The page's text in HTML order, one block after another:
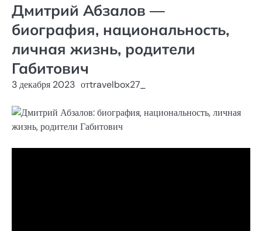
Дмитрий Абзалов —
биография, национальность,
личная жизнь, родители
Габитович
3 декабря 2023 отtravelbox27_